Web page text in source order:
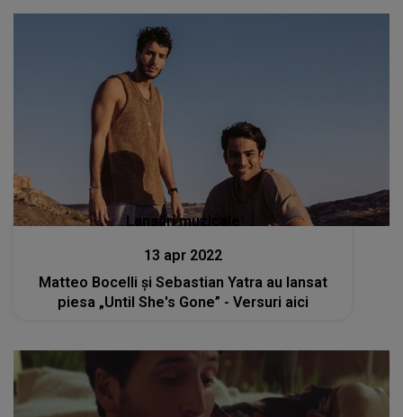
Lansări muzicale
13 apr 2022
Matteo Bocelli și Sebastian Yatra au lansat
piesa „Until She's Gone” - Versuri aici